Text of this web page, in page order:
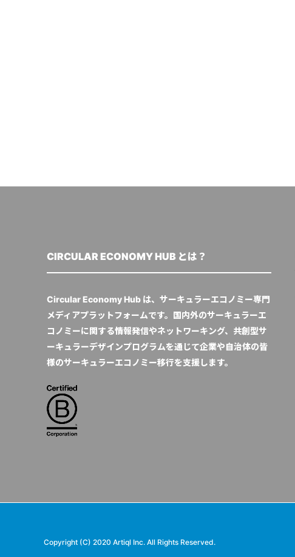
CIRCULAR ECONOMY HUB とは？
Circular Economy Hub は、サーキュラーエコノミー専門
メディアプラットフォームです。国内外のサーキュラーエ
コノミーに関する情報発信やネットワーキング、共創型サ
ーキュラーデザインプログラムを通じて企業や自治体の皆
様のサーキュラーエコノミー移行を支援します。
Copyright (C) 2020 Artiql Inc. All Rights Reserved.